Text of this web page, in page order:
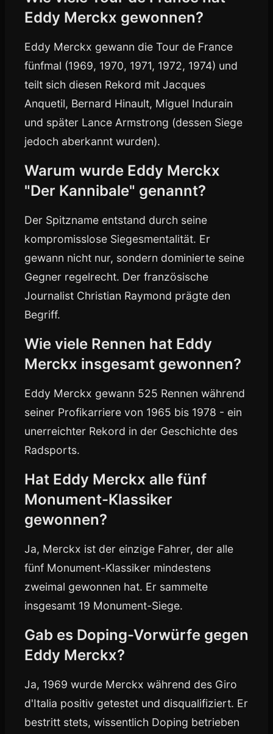
Eddy Merckx gewonnen?
Eddy Merckx gewann die Tour de France
fünfmal (1969, 1970, 1971, 1972, 1974) und
teilt sich diesen Rekord mit Jacques
Anquetil, Bernard Hinault, Miguel Indurain
und später Lance Armstrong (dessen Siege
jedoch aberkannt wurden).
Warum wurde Eddy Merckx
"Der Kannibale" genannt?
Der Spitzname entstand durch seine
kompromisslose Siegesmentalität. Er
gewann nicht nur, sondern dominierte seine
Gegner regelrecht. Der französische
Journalist Christian Raymond prägte den
Begriff.
Wie viele Rennen hat Eddy
Merckx insgesamt gewonnen?
Eddy Merckx gewann 525 Rennen während
seiner Profikarriere von 1965 bis 1978 - ein
unerreichter Rekord in der Geschichte des
Radsports.
Hat Eddy Merckx alle fünf
Monument-Klassiker
gewonnen?
Ja, Merckx ist der einzige Fahrer, der alle
fünf Monument-Klassiker mindestens
zweimal gewonnen hat. Er sammelte
insgesamt 19 Monument-Siege.
Gab es Doping-Vorwürfe gegen
Eddy Merckx?
Ja, 1969 wurde Merckx während des Giro
d'Italia positiv getestet und disqualifiziert. Er
bestritt stets, wissentlich Doping betrieben